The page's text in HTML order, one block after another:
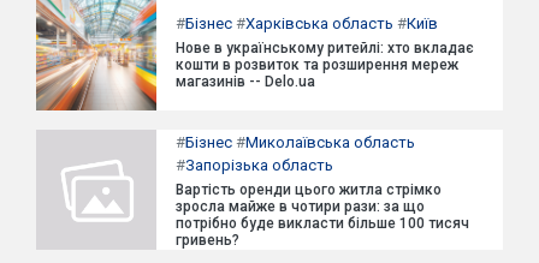
#Бізнес #Харківська область #Київ
Нове в українському ритейлі: хто вкладає
кошти в розвиток та розширення мереж
магазинів -- Delo.ua
#Бізнес #Миколаївська область
#Запорізька область
Вартість оренди цього житла стрімко
зросла майже в чотири рази: за що
потрібно буде викласти більше 100 тисяч
гривень?